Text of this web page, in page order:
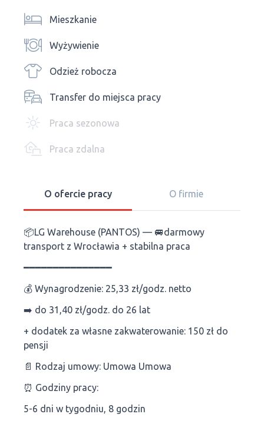
Mieszkanie
Wyżywienie
Odzież robocza
Transfer do miejsca pracy
Praca sezonowa
Praca zdalna
O ofercie pracy O firmie
📦LG Warehouse (PANTOS) — 🚐darmowy
transport z Wrocławia + stabilna praca
━━━━━━━━━━━━━━━
💰 Wynagrodzenie: 25,33 zł/godz. netto
➡️ do 31,40 zł/godz. do 26 lat
+ dodatek za własne zakwaterowanie: 150 zł do
pensji
📄 Rodzaj umowy: Umowa Umowa
⏰ Godziny pracy:
5-6 dni w tygodniu, 8 godzin